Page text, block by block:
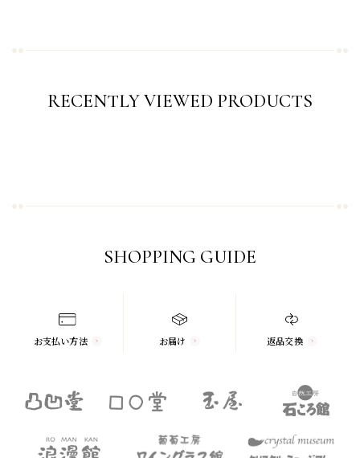
RECENTLY VIEWED PRODUCTS
SHOPPING GUIDE
お支払い方法 お届け 返品交換